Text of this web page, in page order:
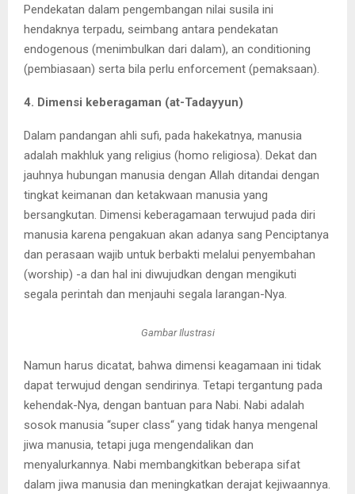
Pendekatan dalam pengembangan nilai susila ini
hendaknya terpadu, seimbang antara pendekatan
endogenous (menimbulkan dari dalam), an conditioning
(pembiasaan) serta bila perlu enforcement (pemaksaan).
4. Dimensi keberagaman (at-Tadayyun)
Dalam pandangan ahli sufi, pada hakekatnya, manusia
adalah makhluk yang religius (homo religiosa). Dekat dan
jauhnya hubungan manusia dengan Allah ditandai dengan
tingkat keimanan dan ketakwaan manusia yang
bersangkutan. Dimensi keberagamaan terwujud pada diri
manusia karena pengakuan akan adanya sang Penciptanya
dan perasaan wajib untuk berbakti melalui penyembahan
(worship) -a dan hal ini diwujudkan dengan mengikuti
segala perintah dan menjauhi segala larangan-Nya.
Gambar Ilustrasi
Namun harus dicatat, bahwa dimensi keagamaan ini tidak
dapat terwujud dengan sendirinya. Tetapi tergantung pada
kehendak-Nya, dengan bantuan para Nabi. Nabi adalah
sosok manusia “super class“ yang tidak hanya mengenal
jiwa manusia, tetapi juga mengendalikan dan
menyalurkannya. Nabi membangkitkan beberapa sifat
dalam jiwa manusia dan meningkatkan derajat kejiwaannya.